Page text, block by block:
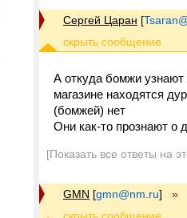
Сергей Царан [
А откуда бомжи узнают
магазине находятся
(бомжей) нет
Они как-то прознают о
[Показать все ответы на
GMN [gmn@nm.ru] »